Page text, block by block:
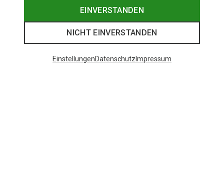
EINVERSTANDEN
NICHT EINVERSTANDEN
EinstellungenDatenschutz Impressum